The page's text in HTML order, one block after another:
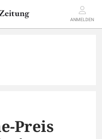
ANMELDEN
Preis